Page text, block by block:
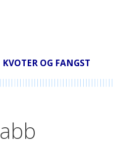
KVOTER OG FANGST
2025 (rund vekt)